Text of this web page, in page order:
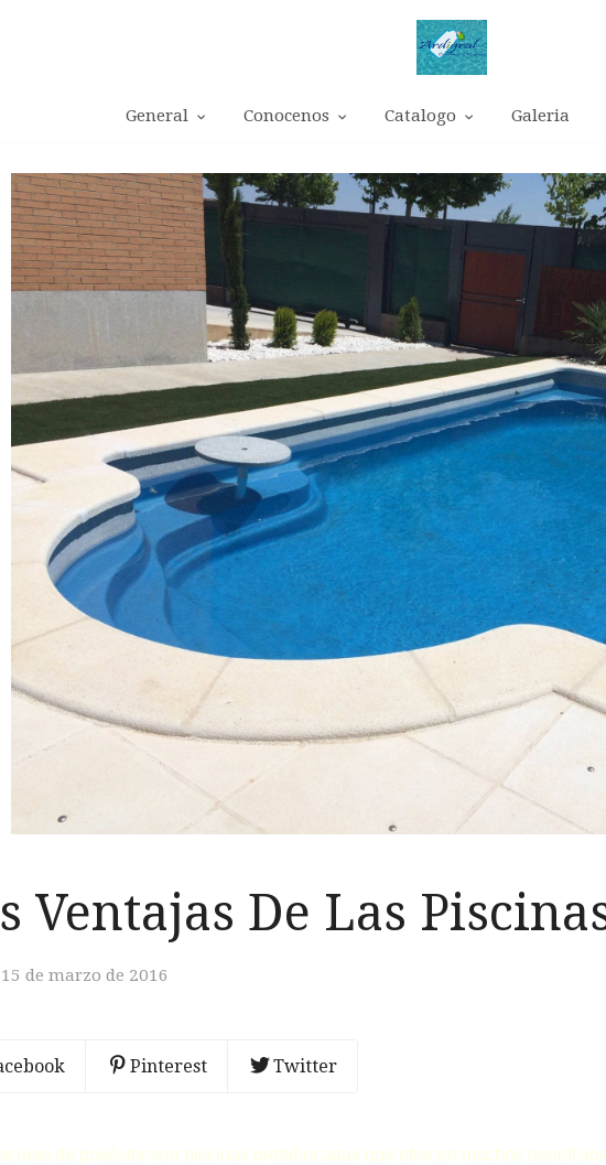
General Conocenos Catalogo Galeria
Ventajas De Las
de marzo de 2016
Pinterest Twitter
de poliéster son piscinas prefabricadas que ofrecen muchos